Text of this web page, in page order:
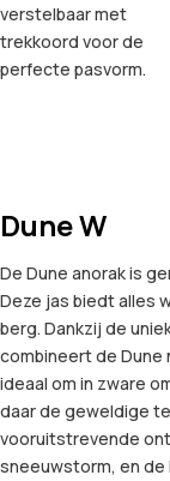
verstelbaar met
trekkoord voor de
perfecte pasvorm.
Dune W
De Dune anorak is
Deze jas biedt alles
berg. Dankzij de
combineert de Dune
ideaal om in zware
daar de geweldige
vooruitstrevende
sneeuwstorm, en de